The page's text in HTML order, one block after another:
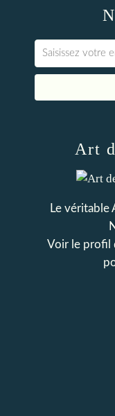
Art
Le véritable
Voir le profil